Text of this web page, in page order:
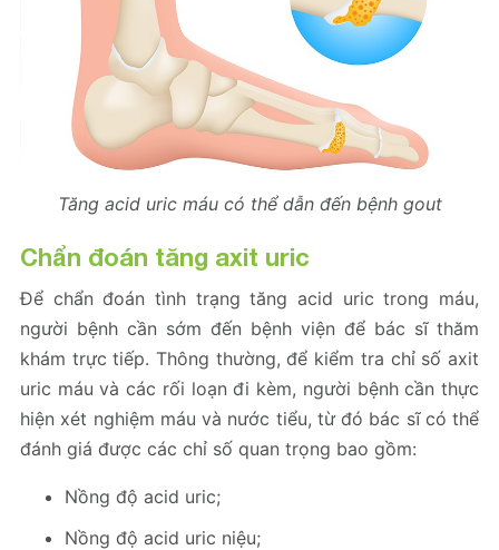
Tăng acid uric máu có thể dẫn đến bệnh gout
Chẩn đoán tăng axit uric
Để chẩn đoán tình trạng tăng acid uric trong máu,
người bệnh cần sớm đến bệnh viện để bác sĩ thăm
khám trực tiếp. Thông thường, để kiểm tra chỉ số axit
uric máu và các rối loạn đi kèm, người bệnh cần thực
hiện xét nghiệm máu và nước tiểu, từ đó bác sĩ có thể
đánh giá được các chỉ số quan trọng bao gồm:
Nồng độ acid uric;
Nồng độ acid uric niệu;